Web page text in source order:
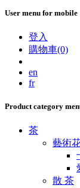
User menu for mobile
登入
購物車(0)
en
fr
Product category
茶
藝術
散 茶